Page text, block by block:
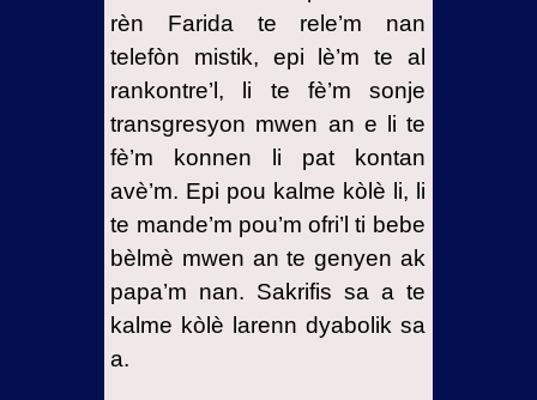
rèn Farida te rele’m nan
telefòn mistik, epi lè’m te al
rankontre’l, li te fè’m sonje
transgresyon mwen an e li te
fè’m konnen li pat kontan
avè’m. Epi pou kalme kòlè li, li
te mande’m pou’m ofri’l ti bebe
bèlmè mwen an te genyen ak
papa’m nan. Sakrifis sa a te
kalme kòlè larenn dyabolik sa
a.